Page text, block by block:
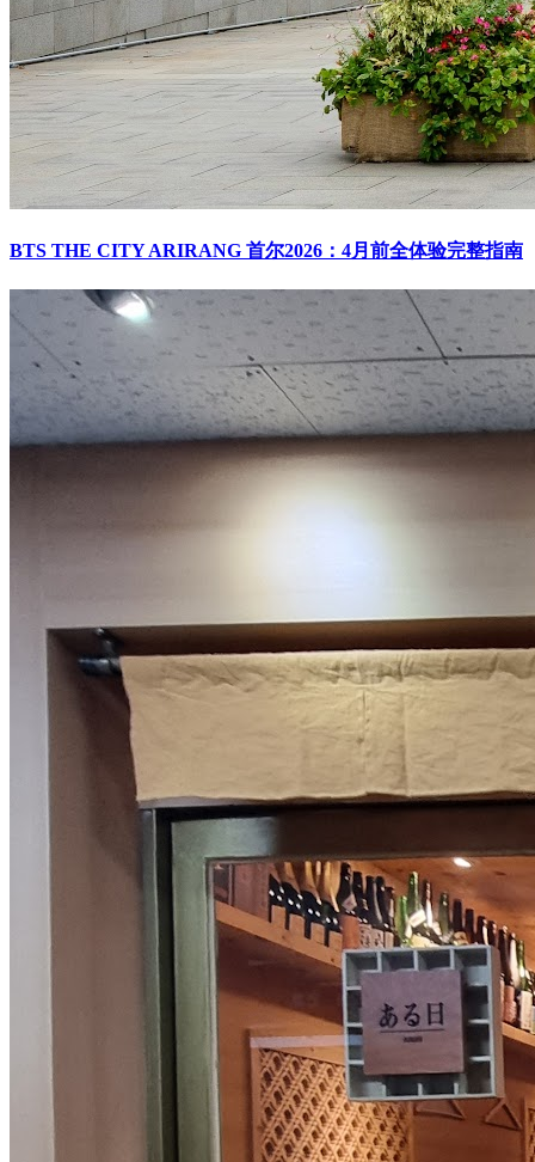
BTS THE CITY ARIRANG 首尔2026：4月前全体验完整指南